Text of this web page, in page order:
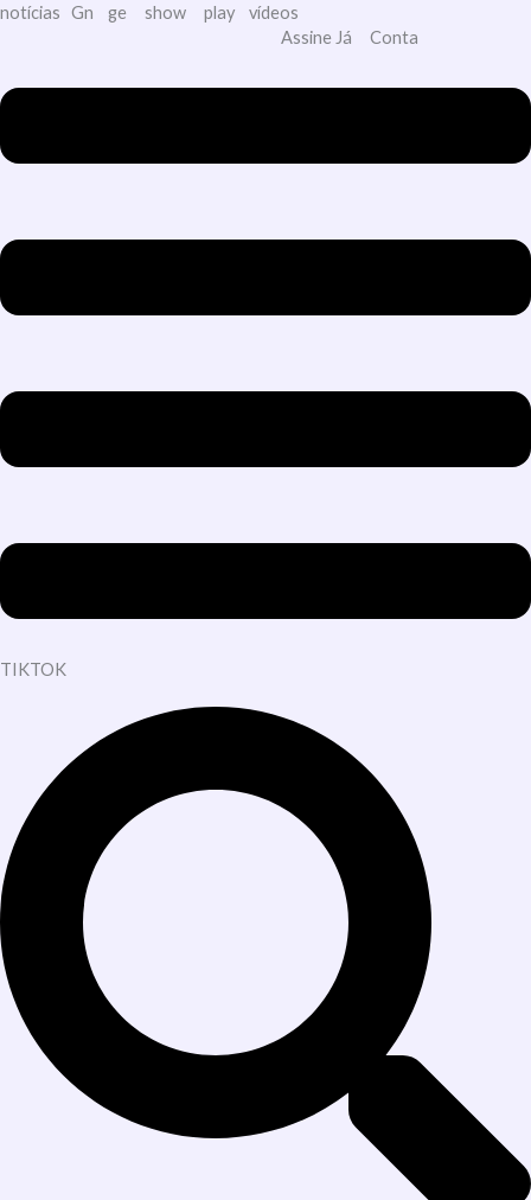
notícias Gn ge show play
vídeos
Assine Já
Conta
TIKTOK